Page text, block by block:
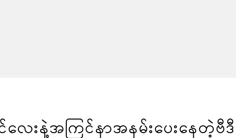
းနဲ့အကြင်နာအနမ်းပေးနေတဲ့ဗီဒီ